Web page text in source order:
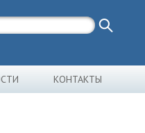
КОНТАКТЫ